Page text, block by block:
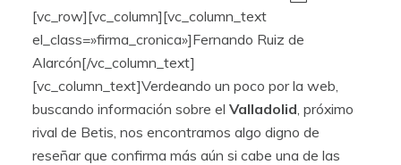
[vc_row][vc_column][vc_column_text
el_class=»firma_cronica»]Fernando Ruiz de
Alarcón[/vc_column_text]
[vc_column_text]Verdeando un poco por la web,
buscando información sobre el Valladolid , próximo
rival de Betis, nos encontramos algo digno de
reseñar que confirma más aún si cabe una de las
Quiénes Somos
Contactar
00:00 01:51
Aitor, un bético en CataluñaReproductor
de
audio